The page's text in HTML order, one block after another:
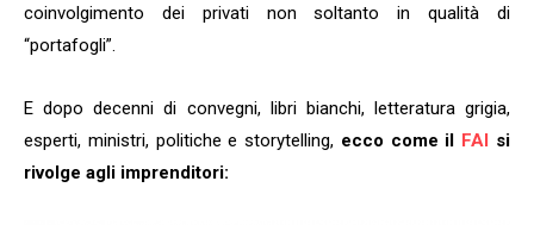
coinvolgimento dei privati non soltanto in qualità di
“portafogli”.
E dopo decenni di convegni, libri bianchi, letteratura grigia,
esperti, ministri, politiche e storytelling, ecco come il FAI si
rivolge agli imprenditori: